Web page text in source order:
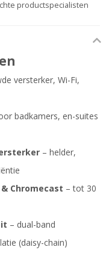
productspecialisten
versterker, Wi-Fi,
badkamers, en-suites
– helder,
Chromecast – tot 30
– dual-band
(daisy-chain)